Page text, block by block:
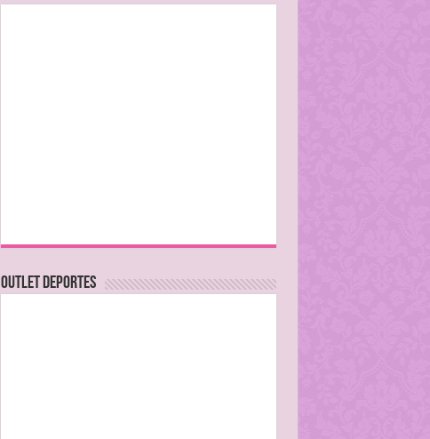
OUTLET DEPORTES